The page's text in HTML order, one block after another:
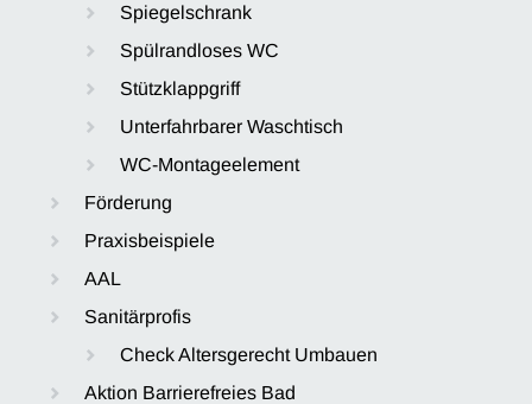
Spiegelschrank
Spülrandloses WC
Stützklappgriff
Unterfahrbarer Waschtisch
WC-Montageelement
Förderung
Praxisbeispiele
AAL
Sanitärprofis
Check Altersgerecht Umbauen
Aktion Barrierefreies Bad